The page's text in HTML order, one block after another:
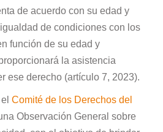
de acuerdo con su edad y
de condiciones con los
función de su edad y
la asistencia
ese derecho (artículo 7, 2023).
Comité de los Derechos del
Observación General sobre